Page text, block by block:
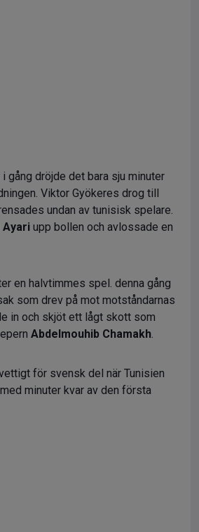
i gång dröjde det bara sju minuter
Viktor Gyökeres drog till
undan av tunisisk spelare.
Ayari upp bollen och avlossade en
en halvtimmes spel. denna gång
som drev på mot motståndarnas
in och skjöt ett lågt skott som
Abdelmouhib Chamakh.
för svensk del när Tunisien
minuter kvar av den första